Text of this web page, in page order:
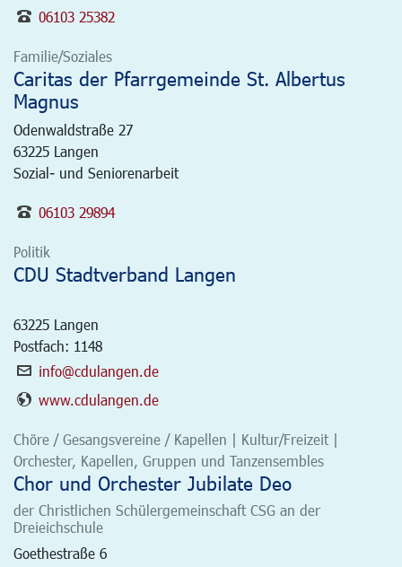
06103 25382
Familie/Soziales
Caritas der Pfarrgemeinde St. Albertus
Magnus
Odenwaldstraße 27
63225 Langen
Sozial- und Seniorenarbeit
06103 29894
Politik
CDU Stadtverband Langen
63225 Langen
Postfach: 1148
info@cdulangen.de
www.cdulangen.de
Chöre / Gesangsvereine / Kapellen | Kultur/Freizeit |
Orchester, Kapellen, Gruppen und Tanzensembles
Chor und Orchester Jubilate Deo
der Christlichen Schülergemeinschaft CSG an der
Dreieichschule
Goethestraße 6